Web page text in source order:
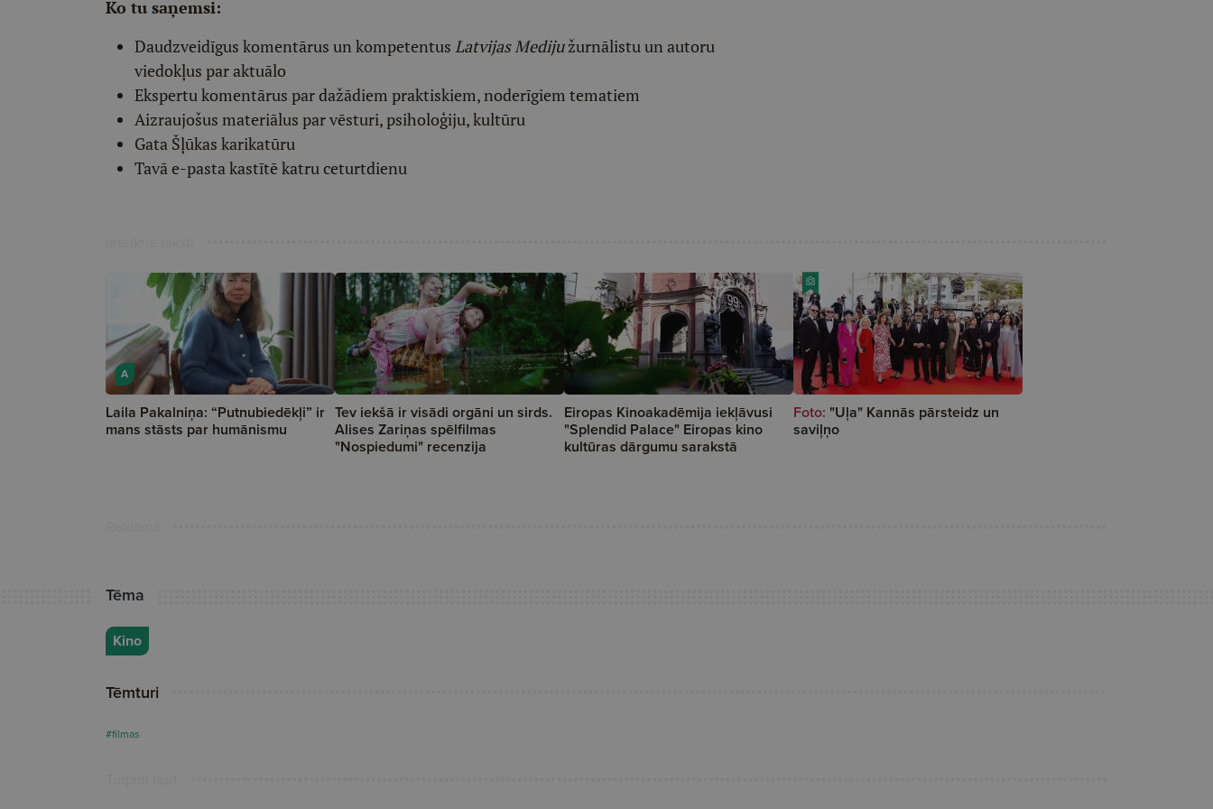
Ko tu saņemsi:
Daudzveidīgus komentārus un kompetentus Latvijas Medijužurnālistu un autoru
viedokļus par aktuālo
Ekspertu komentārus par dažādiem praktiskiem, noderīgiem tematiem
Aizraujošus materiālus par vēsturi, psiholoģiju, kultūru
Gata Šļūkas karikatūru
Tavā e-pasta kastītē katru ceturtdienu
A
Laila Pakalniņa: “Putnubiedēkļi” ir
mans stāsts par humānismu
Tev iekšā ir visādi orgāni un sirds.
Alises Zariņas spēlfilmas
"Nospiedumi" recenzija
Eiropas Kinoakadēmija iekļāvusi
"Splendid Palace" Eiropas kino
kultūras dārgumu sarakstā
Foto: "Uļa" Kannās pārsteidz un
saviļņo
Tēma
Kino
Tēmturi
#filmas